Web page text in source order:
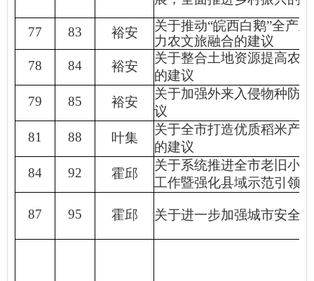
77 83 裕安 关于推动“皖西白鹅”全产
力农文旅融合的建议
78
84 裕安
关于整合土地资源提高农
的建议
79
85 裕安
关于加强外来入侵物种防
议
81
88 叶集
关于全市打造优质稻米产
的建议
84
92 霍邱
关于系统推进全市老旧小
工作暨强化县域示范引领
87 95 霍邱 关于进一步加强城市安全